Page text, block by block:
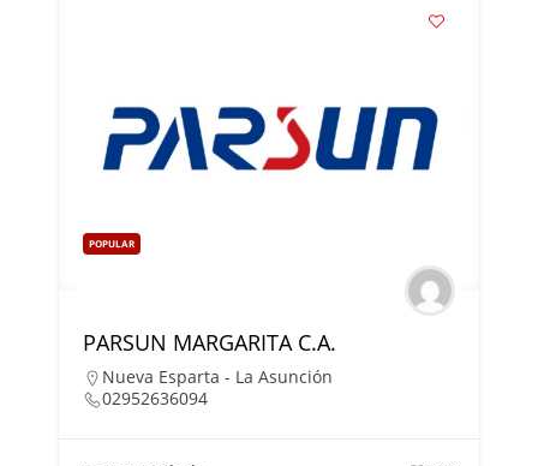
POPULAR
PARSUN MARGARITA C.A.
Nueva Esparta - La Asunción
02952636094